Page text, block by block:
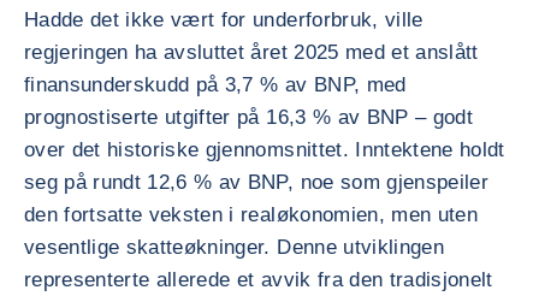
Hadde det ikke vært for underforbruk, ville
regjeringen ha avsluttet året 2025 med et anslått
finansunderskudd på 3,7 % av BNP, med
prognostiserte utgifter på 16,3 % av BNP – godt
over det historiske gjennomsnittet. Inntektene holdt
seg på rundt 12,6 % av BNP, noe som gjenspeiler
den fortsatte veksten i realøkonomien, men uten
vesentlige skatteøkninger. Denne utviklingen
representerte allerede et avvik fra den tradisjonelt